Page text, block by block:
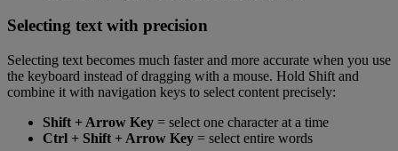
Selecting text with precision
Selecting text becomes much faster and more accurate when you use
the keyboard instead of dragging with a mouse. Hold Shift and
combine it with navigation keys to select content precisely:
Shift + Arrow Key = select one character at a time
Ctrl + Shift + Arrow Key = select entire words